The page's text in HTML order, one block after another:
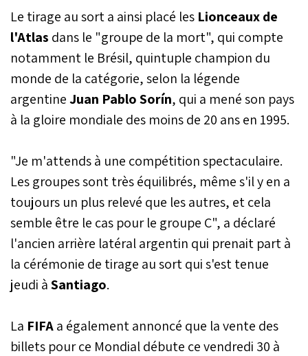
Le tirage au sort a ainsi placé les Lionceaux de
l'Atlas dans le "groupe de la mort", qui compte
notamment le Brésil, quintuple champion du
monde de la catégorie, selon la légende
argentineJuan Pablo Sorín, qui a mené son pays
à la gloire mondiale des moins de 20 ans en 1995.
"Je m'attends à une compétition spectaculaire.
Les groupes sont très équilibrés, même s'il y en a
toujours un plus relevé que les autres, et cela
semble être le cas pour le groupe C", a déclaré
l'ancien arrière latéral argentin qui prenait part à
la cérémonie de tirage au sort qui s'est tenue
jeudi àSantiago.
La FIFAa également annoncé que la vente des
billets pour ce Mondial débute ce vendredi 30 à